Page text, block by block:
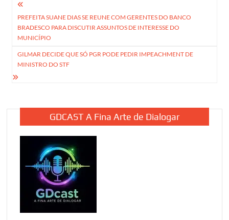
Navegação
de
Post
PREFEITA SUANE DIAS SE REUNE COM GERENTES DO BANCO
BRADESCO PARA DISCUTIR ASSUNTOS DE INTERESSE DO
MUNICÍPIO
GILMAR DECIDE QUE SÓ PGR PODE PEDIR IMPEACHMENT DE
MINISTRO DO STF
GDCAST A Fina Arte de Dialogar